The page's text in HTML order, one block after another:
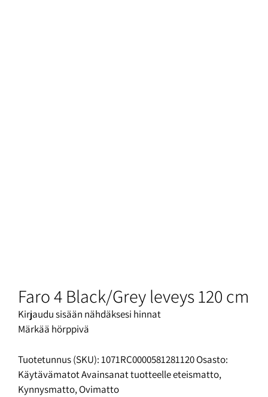
Faro 4 Black/Grey leveys 120 cm
Kirjaudu sisään nähdäksesi hinnat
Märkää hörppivä
Tuotetunnus (SKU):1071RC0000581281120Osasto:
KäytävämatotAvainsanat tuotteelleeteismatto,
Kynnysmatto,Ovimatto